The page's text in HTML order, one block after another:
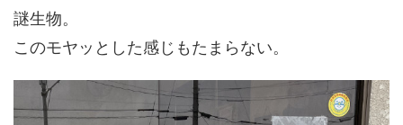
謎生物。
このモヤッとした感じもたまらない。